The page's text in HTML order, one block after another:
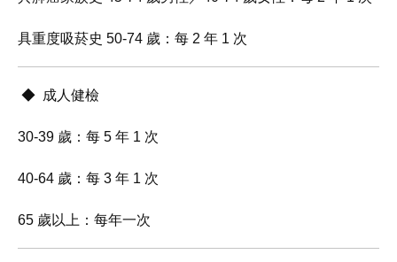
具重度吸菸史 50-74 歲：每 2 年 1 次
◆ 成人健檢
30-39 歲：每 5 年 1 次
40-64 歲：每 3 年 1 次
65 歲以上：每年一次